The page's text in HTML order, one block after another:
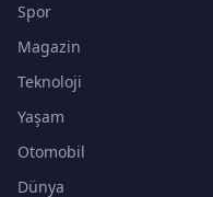
Spor
Magazin
Teknoloji
Yaşam
Otomobil
Dünya